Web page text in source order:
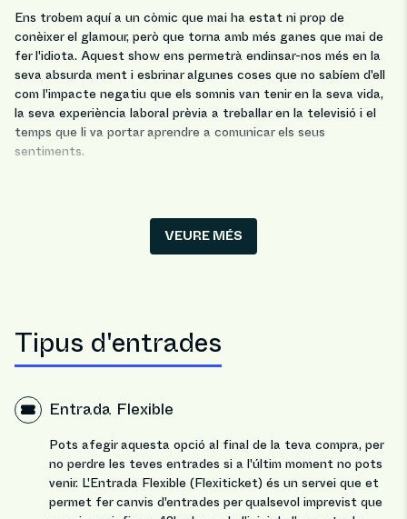
Ens trobem aquí a un còmic que mai ha estat ni prop de
conèixer el glamour, però que torna amb més ganes que mai de
fer l'idiota. Aquest show ens permetrà endinsar-nos més en la
seva absurda ment i esbrinar algunes coses que no sabíem d'ell
com l'impacte negatiu que els somnis van tenir en la seva vida,
la seva experiència laboral prèvia a treballar en la televisió i el
temps que li va portar aprendre a comunicar els seus
sentiments.
veure anteriorment en programes com: La Resistencia amb
David Broncano, Locomundo, L'Intermedi o Yu, no te'l pots
VEURE MÉS
Tipus d'entrades
Entrada Flexible
Pots afegir aquesta opció al final de la teva compra, per
no perdre les teves entrades si a l'últim moment no pots
venir. L'Entrada Flexible (Flexiticket) és un servei que et
permet fer canvis d'entrades per qualsevol imprevist que